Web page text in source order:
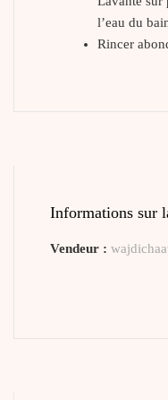
l’eau du
Rincer
Informations sur
Vendeur :